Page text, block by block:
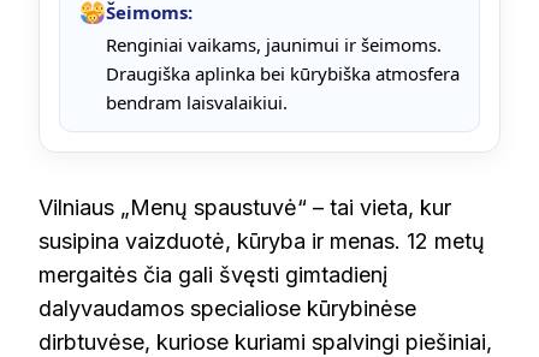
Šeimoms:
Renginiai vaikams, jaunimui ir šeimoms.
Draugiška aplinka bei kūrybiška atmosfera
bendram laisvalaikiui.
Vilniaus „Menų spaustuvė“ – tai vieta, kur
susipina vaizduotė, kūryba ir menas. 12 metų
mergaitės čia gali švęsti gimtadienį
dalyvaudamos specialiose kūrybinėse
dirbtuvėse, kuriose kuriami spalvingi piešiniai,